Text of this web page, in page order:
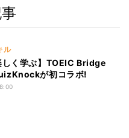
ル
しく学ぶ】TOEIC Bridge
が初コラボ!